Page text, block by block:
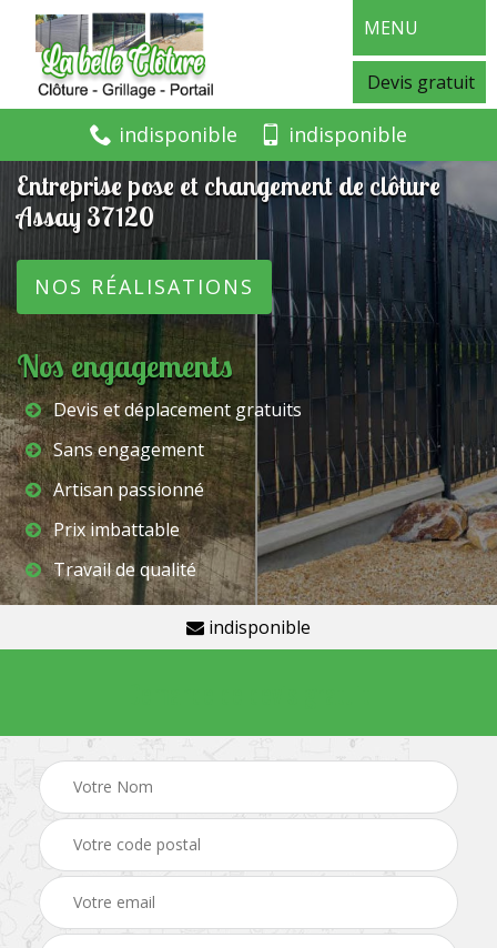
MENU
Devis gratuit
indisponible indisponible
Entreprise pose et changement de clôture
Assay 37120
NOS RÉALISATIONS
Nos engagements
Devis et déplacement gratuits
Sans engagement
Artisan passionné
Prix imbattable
Travail de qualité
indisponible